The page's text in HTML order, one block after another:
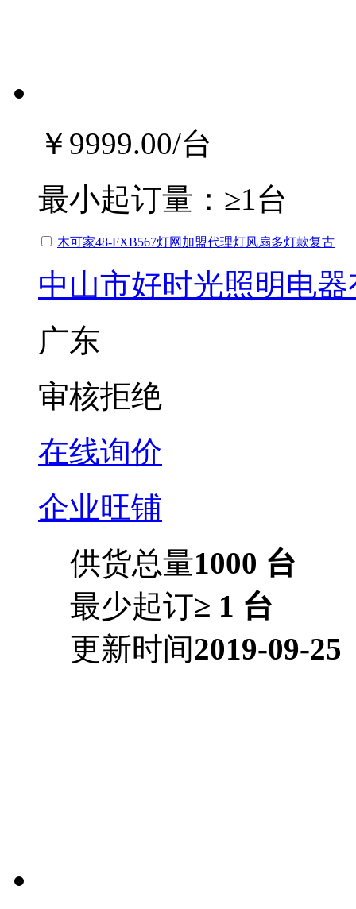
￥9999.00/台
最小起订量： ≥1台
木可家48-FXB567灯网加盟代理灯风扇多灯款复古
中山市好时光照明电
广东
审核拒绝
在线询价
企业旺铺
供货总量1000 台
最少起订≥ 1 台
更新时间2019-09-25